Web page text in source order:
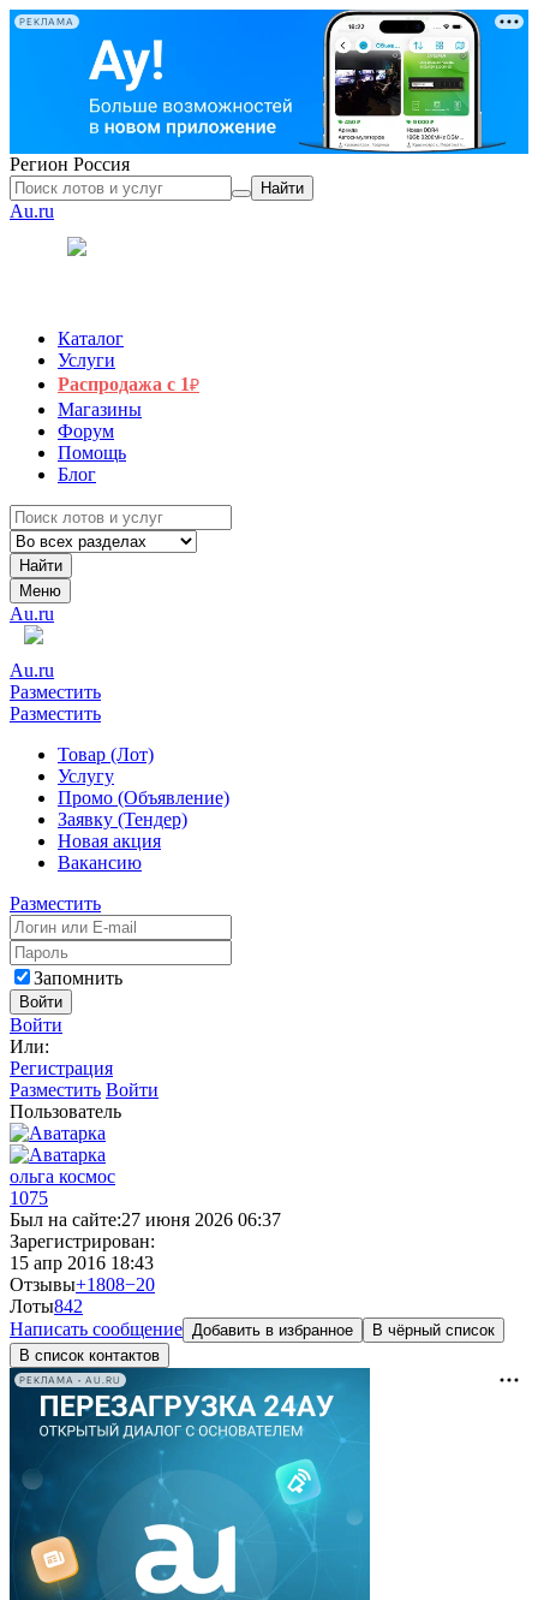
РЕКЛАМА
Регион Россия
Найти
Au.ru
Каталог
Услуги
Распродажа с 1₽
Магазины
Форум
Помощь
Блог
Найти
Меню
Au.ru
Au.ru
Разместить
Разместить
Товар (Лот)
Услугу
Промо (Объявление)
Заявку (Тендер)
Новая акция
Вакансию
Разместить
Запомнить
Войти
Войти
Или:
Регистрация
Разместить Войти
Пользователь
ольга космос
1075
Был на сайте:27 июня 2026 06:37
Зарегистрирован:
15 апр 2016 18:43
Отзывы+1808−20
Лоты842
Написать сообщение Добавить в избранное
В чёрный список
В список контактов
РЕКЛАМА • AU.RU